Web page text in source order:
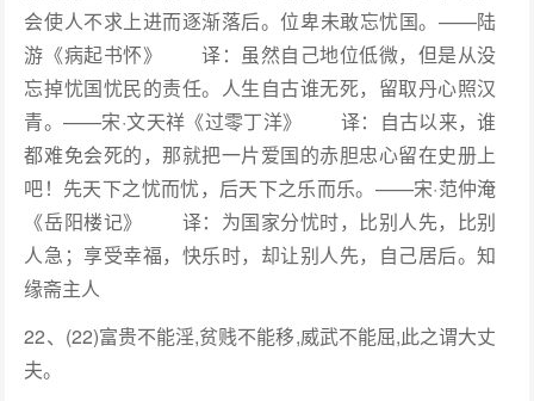
会使人不求上进而逐渐落后。位卑未敢忘忧国。——陆
游《病起书怀》 译：虽然自己地位低微，但是从没
忘掉忧国忧民的责任。人生自古谁无死，留取丹心照汉
青。——宋·文天祥《过零丁洋》 译：自古以来，谁
都难免会死的，那就把一片爱国的赤胆忠心留在史册上
吧！先天下之忧而忧，后天下之乐而乐。——宋·范仲淹
《岳阳楼记》 译：为国家分忧时，比别人先，比别
人急；享受幸福，快乐时，却让别人先，自己居后。知
缘斋主人
22、(22)富贵不能淫,贫贱不能移,威武不能屈,此之谓大丈
夫。